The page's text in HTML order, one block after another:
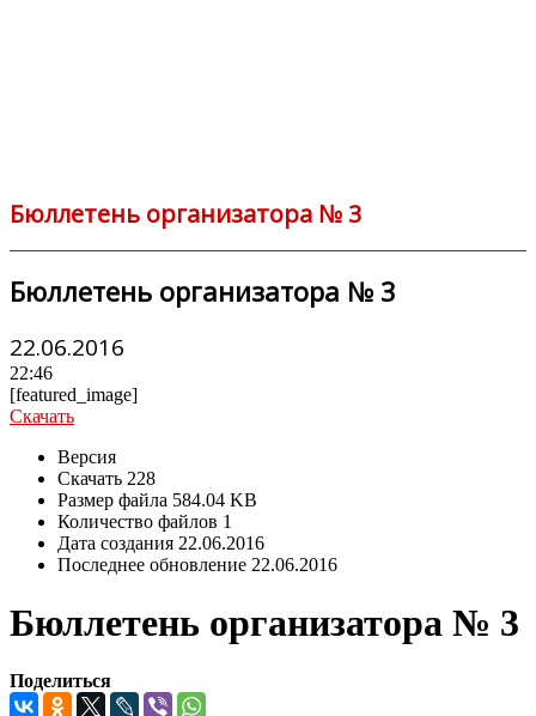
Бюллетень организатора № 3
Бюллетень организатора № 3
22.06.2016
22:46
[featured_image]
Скачать
Версия
Скачать 228
Размер файла 584.04 KB
Количество файлов 1
Дата создания 22.06.2016
Последнее обновление 22.06.2016
Бюллетень организатора № 3
Поделиться